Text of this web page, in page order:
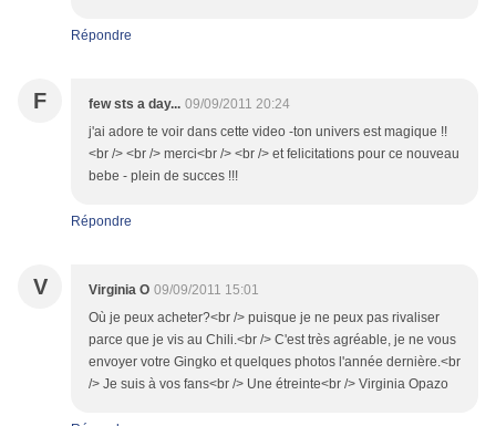
Répondre
F few sts a day... 09/09/2011 20:24
j'ai adore te voir dans cette video -ton univers est magique !!
<br /> <br /> merci<br /> <br /> et felicitations pour ce nouveau
bebe - plein de succes !!!
Répondre
V Virginia O 09/09/2011 15:01
Où je peux acheter?<br /> puisque je ne peux pas rivaliser
parce que je vis au Chili.<br /> C'est très agréable, je ne vous
envoyer votre Gingko et quelques photos l'année dernière.<br
/> Je suis à vos fans<br /> Une étreinte<br /> Virginia Opazo